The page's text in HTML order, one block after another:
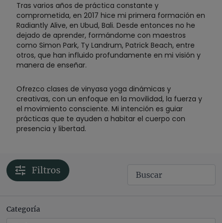
Tras varios años de práctica constante y
comprometida, en 2017 hice mi primera formación en
Radiantly Alive, en Ubud, Bali. Desde entonces no he
dejado de aprender, formándome con maestros
como Simon Park, Ty Landrum, Patrick Beach, entre
otros, que han influido profundamente en mi visión y
manera de enseñar.
Ofrezco clases de vinyasa yoga dinámicas y
creativas, con un enfoque en la movilidad, la fuerza y
el movimiento consciente. Mi intención es guiar
prácticas que te ayuden a habitar el cuerpo con
presencia y libertad.
Filtros
Categoría